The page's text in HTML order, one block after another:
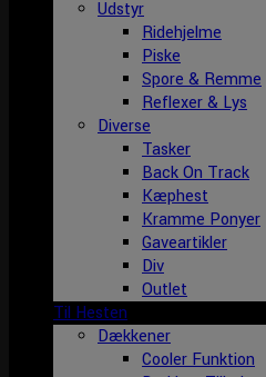
Udstyr
Ridehjelme
Piske
Spore & Remme
Reflexer & Lys
Diverse
Tasker
Back On Track
Kæphest
Kramme Ponyer
Gaveartikler
Div
Outlet
Til Hesten
Dækkener
Cooler Funktion